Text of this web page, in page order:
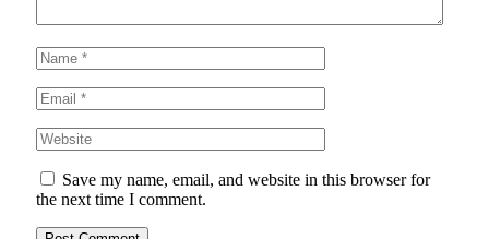
Save my name, email, and website in this browser for
the next time I comment.